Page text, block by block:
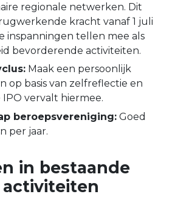
regionale netwerken. Dit
kracht vanaf 1 juli
inspanningen tellen mee als
bevorderende activiteiten.
Maak een persoonlijk
op basis van zelfreflectie en
IPO vervalt hiermee.
beroepsvereniging: Goed
per jaar.
in bestaande